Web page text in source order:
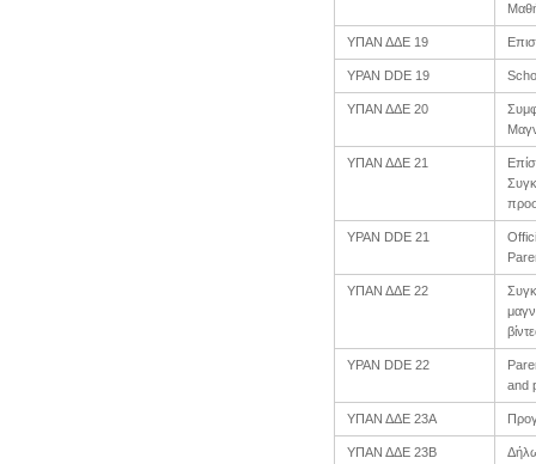
ΥΠΑΝ ΔΔΕ 19
YPAN DDE 19
ΥΠΑΝ ΔΔΕ 20
ΥΠΑΝ ΔΔΕ 21
YPAN DDE 21
ΥΠΑΝ ΔΔΕ 22
YPAN DDE 22
and
ΥΠΑΝ ΔΔΕ 23Α
ΥΠΑΝ ΔΔΕ 23Β